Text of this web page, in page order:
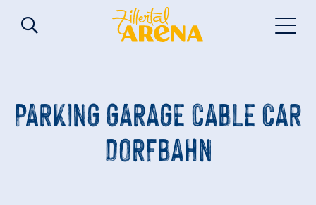
PARKING GARAGE CABLE CAR
DORFBAHN